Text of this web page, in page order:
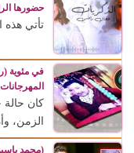
حضورها
تأتي هذه
في مئوية
كان حالة
الزمن،
(محمد